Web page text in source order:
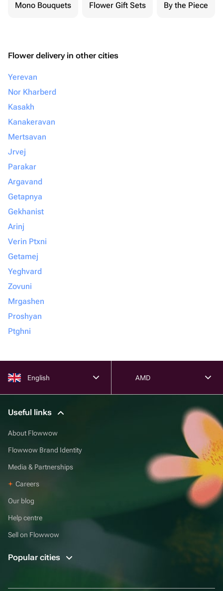
Mono Bouquets Flower Gift Sets By the Piece
Flower delivery in other cities
Yerevan
Nor Kharberd
Kasakh
Kanakeravan
Mertsavan
Jrvej
Parakar
Argavand
Getapnya
Gekhanist
Arinj
Verin Ptxni
Getamej
Yeghvard
Zovuni
Mrgashen
Proshyan
Ptghni
English AMD
Useful links
About Flowwow
Flowwow Brand Identity
Media & Partnerships
Careers
Our blog
Help centre
Sell on Flowwow
Popular cities